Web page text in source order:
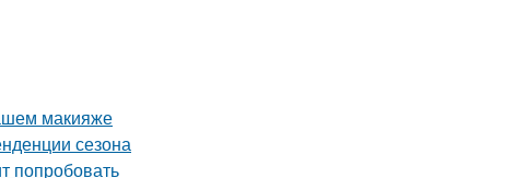
макияже
сезона
попробовать